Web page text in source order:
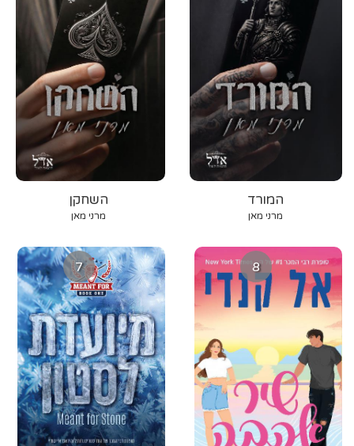
השחקן
מרני מאן
המורד
מרני מאן
7 8